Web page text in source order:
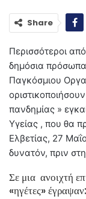
Share
Περισσότεροι
δημόσια
Παγκόσμιου
πανδημίας »
Υγείας , που θα
Ελβετίας, 27
δυνατόν, πριν
Σε μια ανοιχτή
«ηγέτες» έγραψαν: